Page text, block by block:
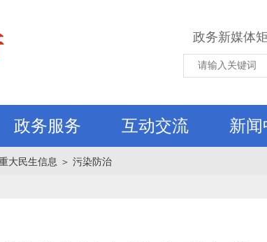
政务新媒体
政务服务 互动交流 新闻
大民生信息 ＞ 污染防治